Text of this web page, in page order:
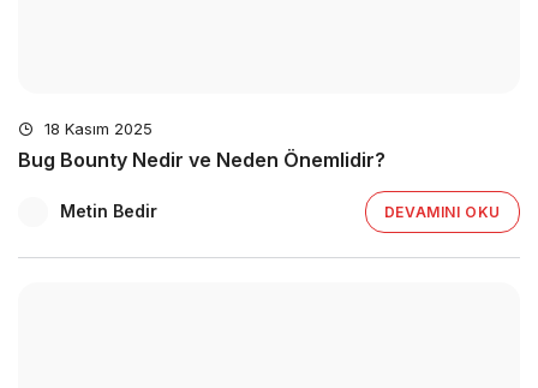
18 Kasım 2025
Bug Bounty Nedir ve Neden Önemlidir?
Metin Bedir DEVAMINI OKU